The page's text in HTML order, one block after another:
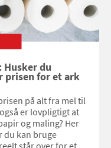
du
prisen for et ark
på alt fra mel til
er lovpligtigt at
og maling? Her
du kan bruge